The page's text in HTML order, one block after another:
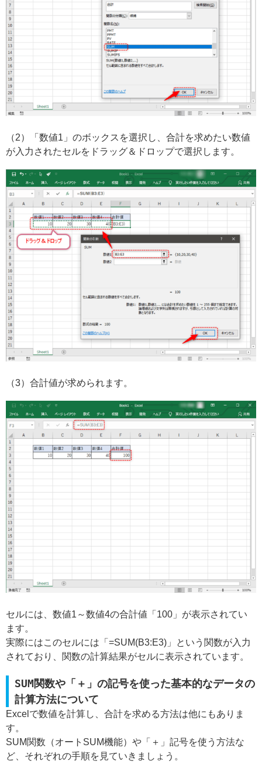
（2）「数値1」のボックスを選択し、合計を求めたい数値
が入力されたセルをドラッグ＆ドロップで選択します。
（3）合計値が求められます。
セルには、数値1～数値4の合計値「100」が表示されてい
ます。
実際にはこのセルには「=SUM(B3:E3)」という関数が入力
されており、関数の計算結果がセルに表示されています。
SUM関数や「＋」の記号を使った基本的なデータの
計算方法について
Excelで数値を計算し、合計を求める方法は他にもありま
す。
SUM関数（オートSUM機能）や「＋」記号を使う方法な
ど、それぞれの手順を見ていきましょう。